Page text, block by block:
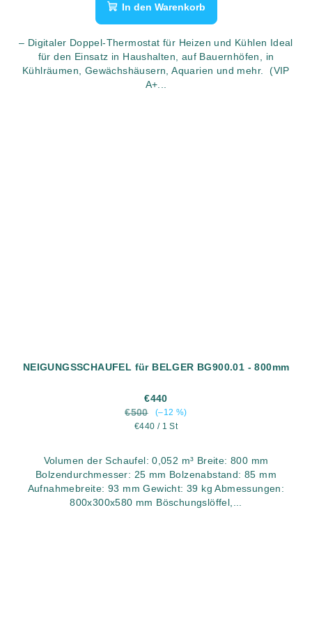
In den Warenkorb
– Digitaler Doppel-Thermostat für Heizen und Kühlen Ideal
für den Einsatz in Haushalten, auf Bauernhöfen, in
Kühlräumen, Gewächshäusern, Aquarien und mehr. (VIP
A+...
NEIGUNGSSCHAUFEL für BELGER BG900.01 - 800mm
€440
€500
(–12 %)
Verkaufspreis:
€440 / 1 St
Volumen der Schaufel: 0,052 m³ Breite: 800 mm
Bolzendurchmesser: 25 mm Bolzenabstand: 85 mm
Aufnahmebreite: 93 mm Gewicht: 39 kg Abmessungen:
800x300x580 mm Böschungslöffel,...